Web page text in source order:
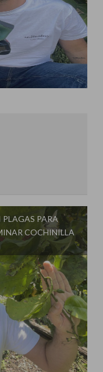
PARA
COCHINILLA